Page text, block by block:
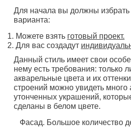
Для начала вы должны избрать
варианта:
Можете взять готовый проект.
Для вас создадут
Данный стиль имеет свои
нему есть требования: только
акварельные цвета и их
строений можно увидеть
утонченных украшений,
сделаны в белом цвете.
Фасад. Большое количество